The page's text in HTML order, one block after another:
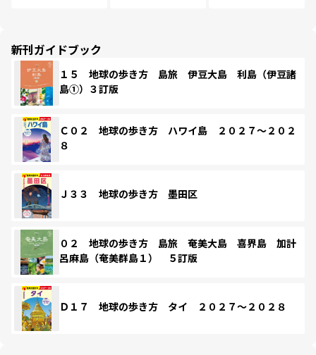
新刊ガイドブック
１５ 地球の歩き方 島旅 伊豆大島 利島（伊豆諸
島①）３訂版
Ｃ０２ 地球の歩き方 ハワイ島 ２０２７～２０２
８
Ｊ３３ 地球の歩き方 墨田区
０２ 地球の歩き方 島旅 奄美大島 喜界島 加計
呂麻島（奄美群島１） ５訂版
Ｄ１７ 地球の歩き方 タイ ２０２７～２０２８